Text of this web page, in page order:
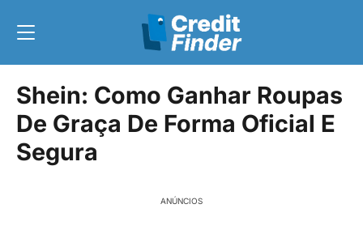
Shein: Como Ganhar Roupas
De Graça De Forma Oficial E
Segura
ANÚNCIOS